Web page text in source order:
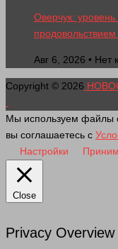
Оверчук:
Авг 6, 2026 • Нет
Copyright © 2026
Мы используем файлы
вы соглашаетесь с
Настройки
Close
Privacy Overview